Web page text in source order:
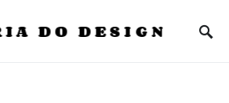
DO DESIGN